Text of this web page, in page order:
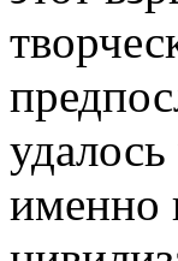
именно